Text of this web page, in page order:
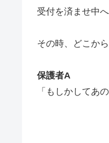
受付を済ませ中
その時、どこか
保護者A
「もしかしてあ